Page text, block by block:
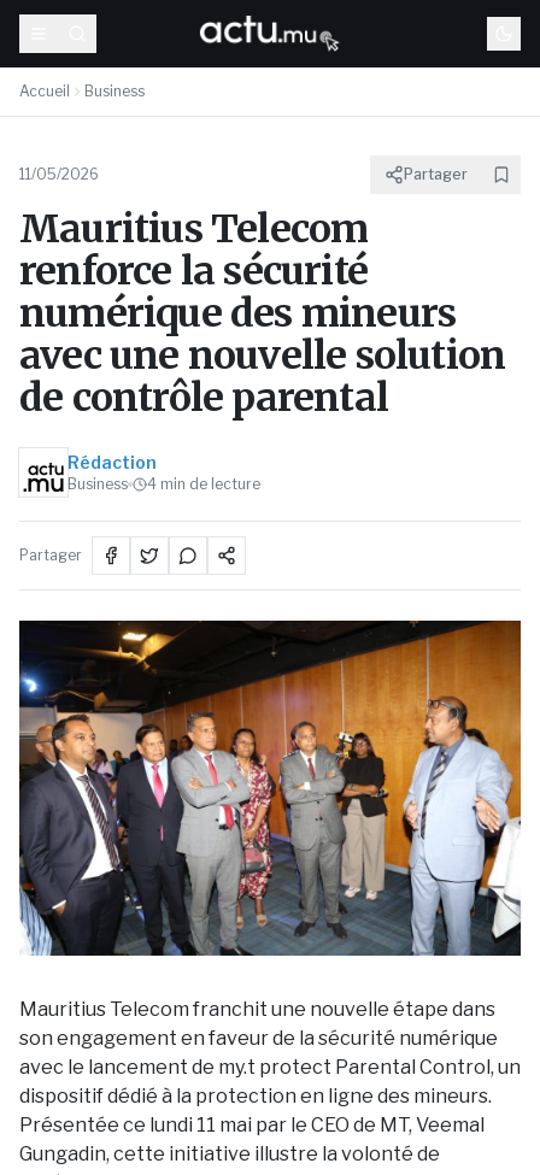
Accueil Business
11/05/2026 Partager
Mauritius Telecom
renforce la sécurité
numérique des mineurs
avec une nouvelle solution
de contrôle parental
Rédaction
Business 4 min de lecture
Partager
Mauritius Telecom franchit une nouvelle étape dans
son engagement en faveur de la sécurité numérique
avec le lancement de my.t protect Parental Control, un
dispositif dédié à la protection en ligne des mineurs.
Présentée ce lundi 11 mai par le CEO de MT, Veemal
Gungadin, cette initiative illustre la volonté de